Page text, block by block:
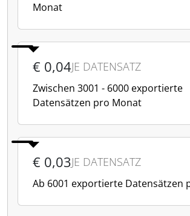
Monat
€ 0,04JE DATENSATZ
Zwischen 3001 - 6000 exportierte
Datensätzen pro Monat
€ 0,03JE DATENSATZ
Ab 6001 exportierte Datensätzen